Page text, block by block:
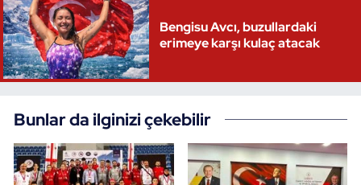
Bengisu Avcı, buzullardaki
erimeye karşı kulaç atacak
Bunlar da ilginizi çekebilir